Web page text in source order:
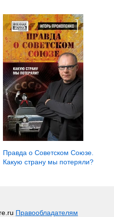
Правда о Советском Союзе.
Какую страну мы потеряли?
Правообладателям